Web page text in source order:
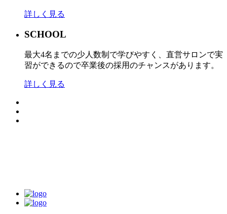
詳しく見る
SCHOOL
最大4名までの少人数制で学びやすく、直営サロンで実
習ができるので卒業後の採用のチャンスがあります。
詳しく見る